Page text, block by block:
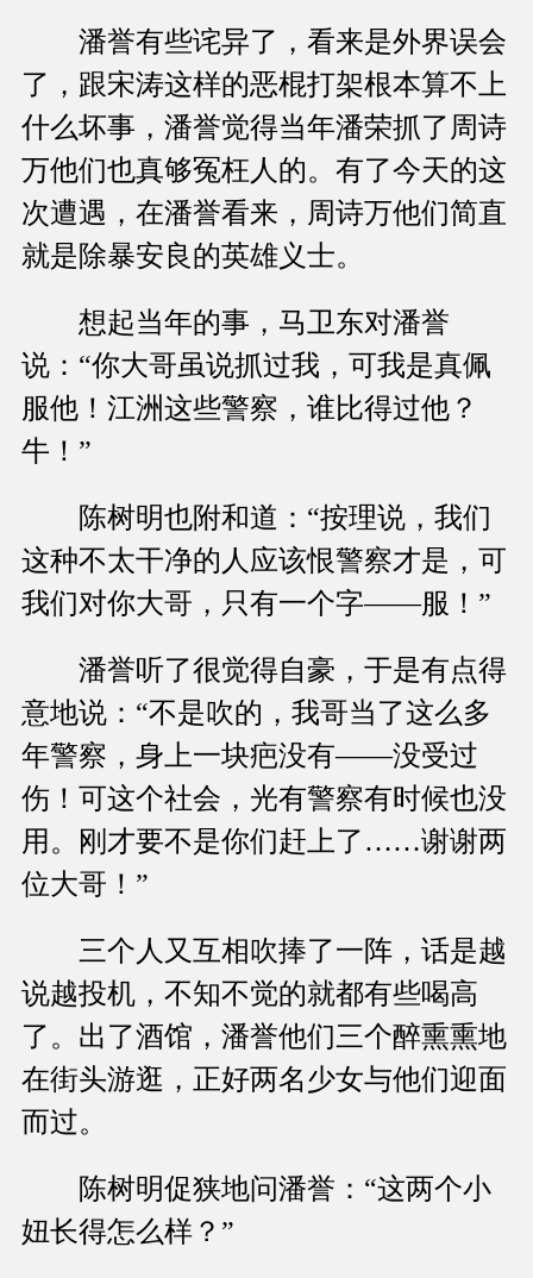
潘誉有些诧异了，看来是外界误会
了，跟宋涛这样的恶棍打架根本算不上
什么坏事，潘誉觉得当年潘荣抓了周诗
万他们也真够冤枉人的。有了今天的这
次遭遇，在潘誉看来，周诗万他们简直
就是除暴安良的英雄义士。
想起当年的事，马卫东对潘誉
说：“你大哥虽说抓过我，可我是真佩
服他！江洲这些警察，谁比得过他？
牛！”
陈树明也附和道：“按理说，我们
这种不太干净的人应该恨警察才是，可
我们对你大哥，只有一个字——服！”
潘誉听了很觉得自豪，于是有点得
意地说：“不是吹的，我哥当了这么多
年警察，身上一块疤没有——没受过
伤！可这个社会，光有警察有时候也没
用。刚才要不是你们赶上了……谢谢两
位大哥！”
三个人又互相吹捧了一阵，话是越
说越投机，不知不觉的就都有些喝高
了。出了酒馆，潘誉他们三个醉熏熏地
在街头游逛，正好两名少女与他们迎面
而过。
陈树明促狭地问潘誉：“这两个小
妞长得怎么样？”